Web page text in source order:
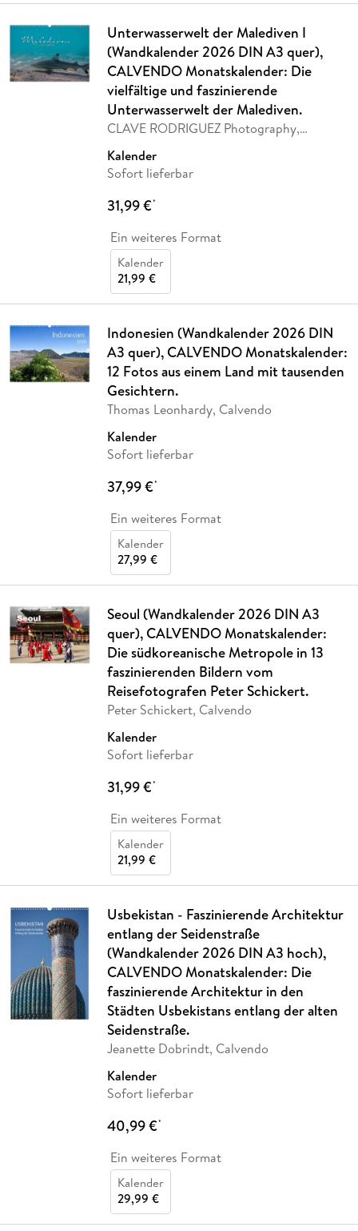
Unterwasserwelt der Malediven I
(Wandkalender 2026 DIN A3 quer),
CALVENDO Monatskalender: Die
vielfältige und faszinierende
Unterwasserwelt der Malediven.
CLAVE RODRIGUEZ Photography,
Kalender
Sofort lieferbar
31,99 €*
Ein weiteres Format
Kalender
21,99 €
Indonesien (Wandkalender 2026 DIN
A3 quer), CALVENDO Monatskalender:
12 Fotos aus einem Land mit tausenden
Gesichtern.
Thomas Leonhardy, Calvendo
Kalender
Sofort lieferbar
37,99 €*
Ein weiteres Format
Kalender
27,99 €
Seoul (Wandkalender 2026 DIN A3
quer), CALVENDO Monatskalender:
Die südkoreanische Metropole in 13
faszinierenden Bildern vom
Reisefotografen Peter Schickert.
Peter Schickert, Calvendo
Kalender
Sofort lieferbar
31,99 €*
Ein weiteres Format
Kalender
21,99 €
Usbekistan - Faszinierende Architektur
entlang der Seidenstraße
(Wandkalender 2026 DIN A3 hoch),
CALVENDO Monatskalender: Die
faszinierende Architektur in den
Städten Usbekistans entlang der alten
Seidenstraße.
Jeanette Dobrindt, Calvendo
Kalender
Sofort lieferbar
40,99 €*
Ein weiteres Format
Kalender
29,99 €